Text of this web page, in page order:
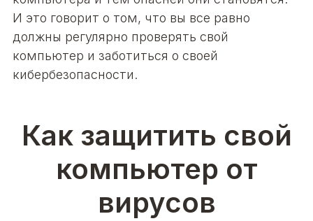
И это говорит о том, что вы все равно
должны регулярно проверять свой
компьютер и заботиться о своей
кибербезопасности.
Как защитить свой
компьютер от
вирусов